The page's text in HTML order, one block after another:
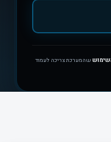
שהמערכת צריכה לעמוד